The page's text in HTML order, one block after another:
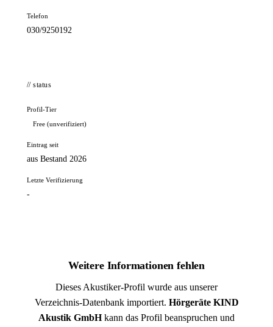
Telefon
030/9250192
// status
Profil-Tier
Free (unverifiziert)
Eintrag seit
aus Bestand 2026
Letzte Verifizierung
-
Weitere Informationen fehlen
Dieses Akustiker-Profil wurde aus unserer
Verzeichnis-Datenbank importiert. Hörgeräte KIND
Akustik GmbHkann das Profil beanspruchen und